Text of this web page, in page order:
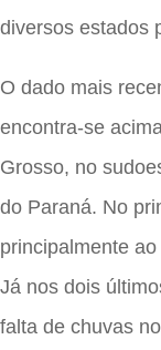
diversos estados
O dado mais
encontra-se
Grosso, no
do Paraná. No
principalmente
Já nos dois
falta de chuvas